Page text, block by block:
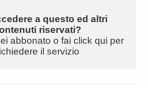
a questo ed altri
riservati?
abbonato o fai click qui per
il servizio